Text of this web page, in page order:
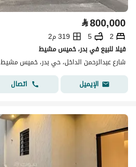
⃁800,000
2
5
319 م2
فيلا للبيع في بدر، خميس مشيط
شارع عبدالرحمن الداخل، حي بدر، خميس مشيط
الإيميل
اتصال